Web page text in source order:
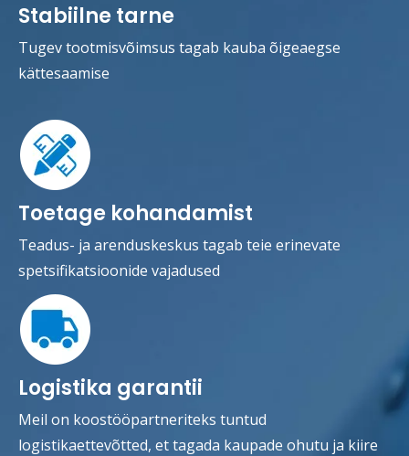
Stabiilne tarne
Tugev tootmisvõimsus tagab kauba õigeaegse
kättesaamise
Toetage kohandamist
Teadus- ja arenduskeskus tagab teie erinevate
spetsifikatsioonide vajadused
Logistika garantii
Meil on koostööpartneriteks tuntud
logistikaettevõtted, et tagada kaupade ohutu ja kiire